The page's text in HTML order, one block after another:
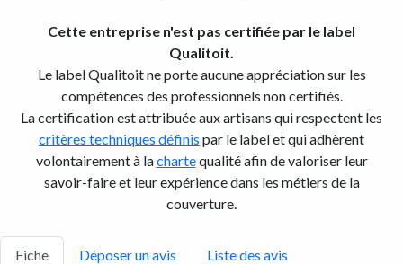
Cette entreprise n'est pas certifiée par le label
Qualitoit.
Le label Qualitoit ne porte aucune appréciation sur les
compétences des professionnels non certifiés.
La certification est attribuée aux artisans qui respectent les
critères techniques définis par le label et qui adhèrent
volontairement à lachartequalité afin de valoriser leur
savoir-faire et leur expérience dans les métiers de la
couverture.
Fiche Déposer un avis Liste des avis